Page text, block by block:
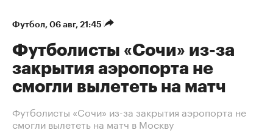
Футбол⁠, 06 авг, 21:45
Футболисты «Сочи» из-за
закрытия аэропорта не
смогли вылететь на матч
Футболисты «Сочи» из-за закрытия аэропорта не
смогли вылететь на матч в Москву